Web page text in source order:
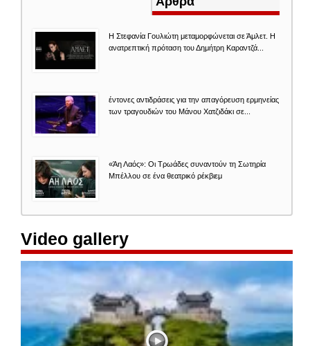
Η Στεφανία Γουλιώτη μεταμορφώνεται σε Άμλετ. Η
ανατρεπτική πρόταση του Δημήτρη Καραντζά...
έντονες αντιδράσεις για την απαγόρευση ερμηνείας
των τραγουδιών του Μάνου Χατζιδάκι σε...
«Άη Λαός»: Οι Τρωάδες συναντούν τη Σωτηρία
Μπέλλου σε ένα θεατρικό ρέκβιεμ
Video gallery